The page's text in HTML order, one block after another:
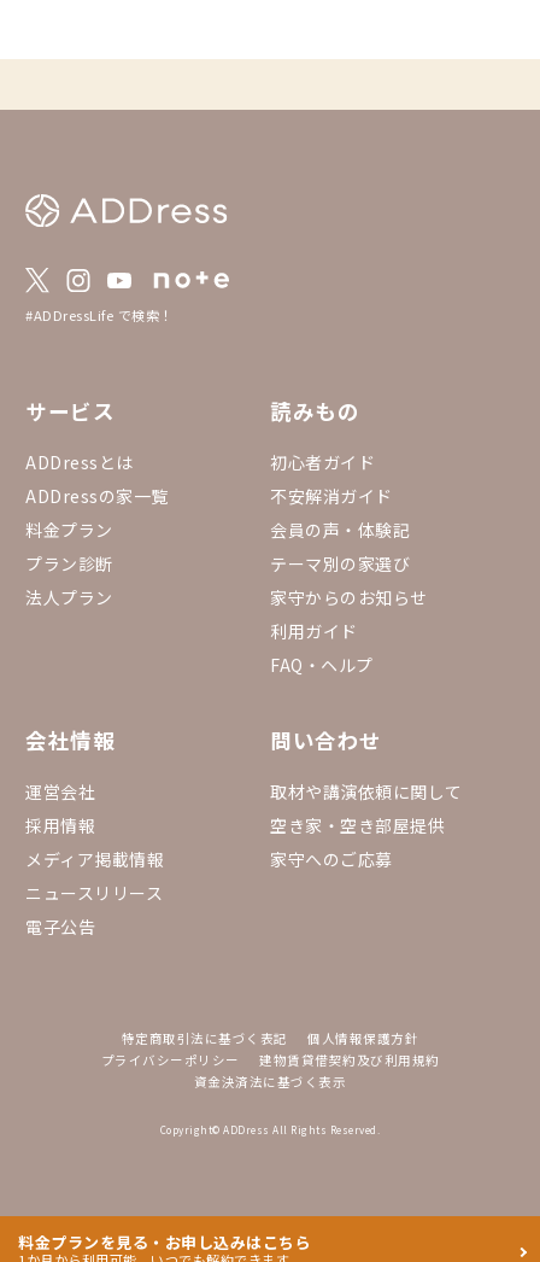
#ADDressLife で検索！
サービス
ADDressとは
ADDressの家一覧
料金プラン
プラン診断
法人プラン
読みもの
初心者ガイド
不安解消ガイド
会員の声・体験記
テーマ別の家選び
家守からのお知らせ
利用ガイド
FAQ・ヘルプ
会社情報
運営会社
採用情報
メディア掲載情報
ニュースリリース
電子公告
問い合わせ
取材や講演依頼に関して
空き家・空き部屋提供
家守へのご応募
特定商取引法に基づく表記
個人情報保護方針
プライバシーポリシー
建物賃貸借契約及び利用規約
資金決済法に基づく表示
Copyright© ADDress All Rights Reserved.
料金プランを見る・お申し込みはこちら